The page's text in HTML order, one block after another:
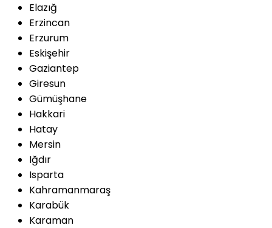
Elazığ
Erzincan
Erzurum
Eskişehir
Gaziantep
Giresun
Gümüşhane
Hakkari
Hatay
Mersin
Iğdır
Isparta
Kahramanmaraş
Karabük
Karaman